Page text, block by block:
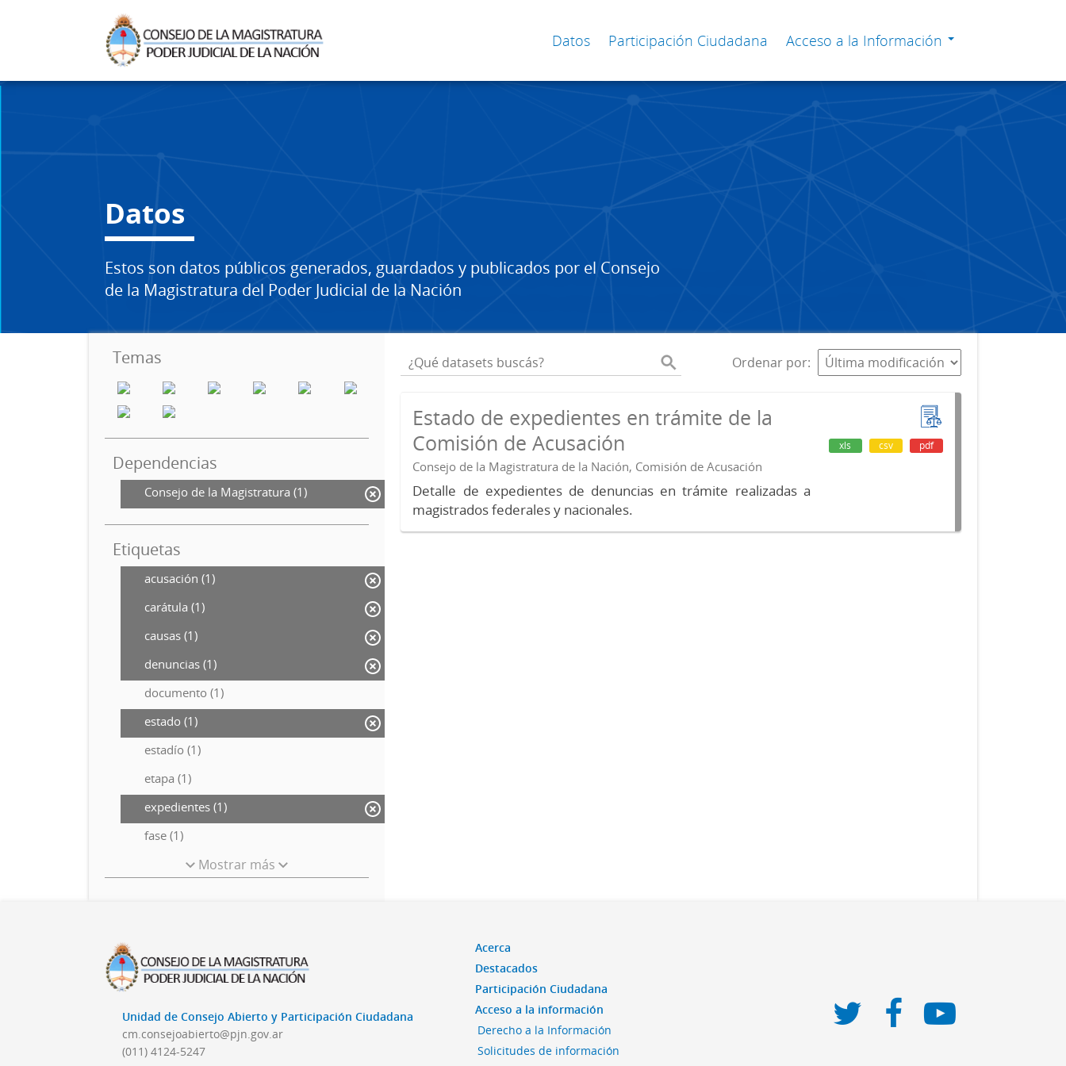
Datos Participación Ciudadana Acceso a la Información
Datos
Estos son datos públicos generados, guardados y publicados por el Consejo
de la Magistratura del Poder Judicial de la Nación
Temas
Dependencias
Consejo de la Magistratura (1)
Etiquetas
acusación (1)
carátula (1)
causas (1)
denuncias (1)
documento (1)
estado (1)
estadío (1)
etapa (1)
expedientes (1)
fase (1)
Mostrar más
Ordenar por
Estado de expedientes en trámite de la
Comisión de Acusación
Consejo de la Magistratura de la Nación, Comisión de Acusación
Detalle de expedientes de denuncias en trámite realizadas a
magistrados federales y nacionales.
xls csv pdf
Unidad de Consejo Abierto y Participación Ciudadana
cm.consejoabierto@pjn.gov.ar
(011) 4124-5247
Acerca
Destacados
Participación Ciudadana
Acceso a la información
Derecho a la Información
Solicitudes de información